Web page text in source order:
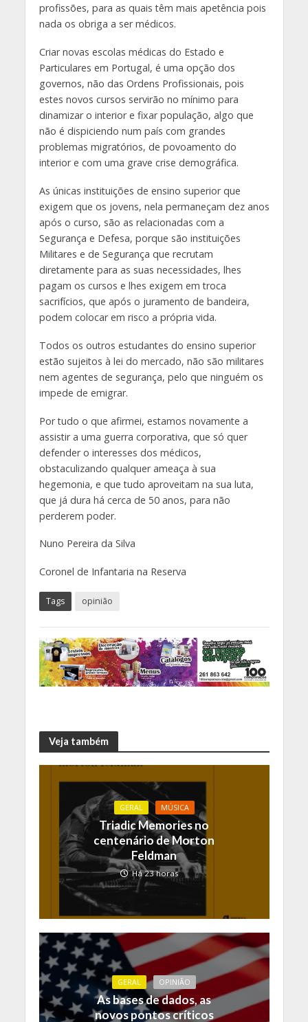
profissões, para as quais têm mais apetência pois
nada os obriga a ser médicos.
Criar novas escolas médicas do Estado e
Particulares em Portugal, é uma opção dos
governos, não das Ordens Profissionais, pois
estes novos cursos servirão no mínimo para
dinamizar o interior e fixar população, algo que
não é dispiciendo num país com grandes
problemas migratórios, de povoamento do
interior e com uma grave crise demográfica.
As únicas instituições de ensino superior que
exigem que os jovens, nela permaneçam dez anos
após o curso, são as relacionadas com a
Segurança e Defesa, porque são instituições
Militares e de Segurança que recrutam
diretamente para as suas necessidades, lhes
pagam os cursos e lhes exigem em troca
sacrifícios, que após o juramento de bandeira,
podem colocar em risco a própria vida.
Todos os outros estudantes do ensino superior
estão sujeitos à lei do mercado, não são militares
nem agentes de segurança, pelo que ninguém os
impede de emigrar.
Por tudo o que afirmei, estamos novamente a
assistir a uma guerra corporativa, que só quer
defender o interesses dos médicos,
obstaculizando qualquer ameaça à sua
hegemonia, e que tudo aproveitam na sua luta,
que já dura há cerca de 50 anos, para não
perderem poder.
Nuno Pereira da Silva
Coronel de Infantaria na Reserva
Tags opinião
Veja também
GERAL MÚSICA
Triadic Memories no
centenário de Morton
Feldman
Há 23 horas
GERAL OPINIÃO
As bases de dados, as
novos pontos críticos